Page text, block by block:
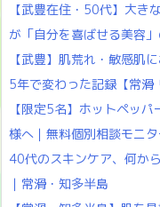
【武豊在住・50代】大き
が「自分を喜ばせる美容
【武豊】肌荒れ・敏感肌
5年で変わった記録【常滑
【限定5名】ホットペッ
様へ｜無料個別相談モニ
40代のスキンケア、何か
｜常滑・知多半島